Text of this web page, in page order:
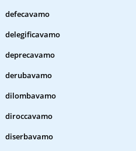
defecavamo
delegificavamo
deprecavamo
derubavamo
dilombavamo
diroccavamo
diserbavamo